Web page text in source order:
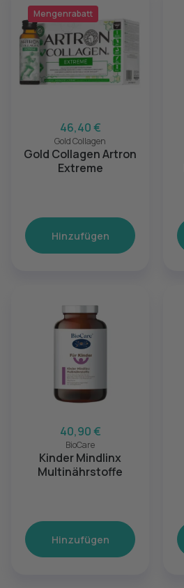
Mengenrabatt
46,40 €
Gold Collagen
Gold Collagen Artron
Extreme
Hinzufügen
40,90 €
BioCare
Kinder Mindlinx
Multinährstoffe
Hinzufügen